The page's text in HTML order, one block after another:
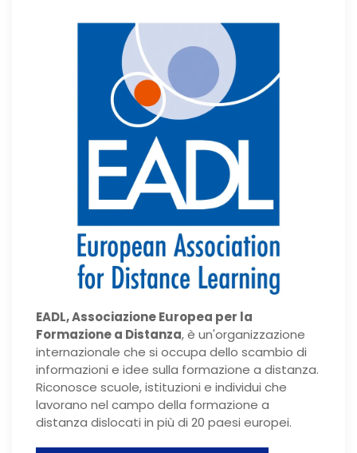
EADL, Associazione Europea per la
Formazione a Distanza, è un'organizzazione
internazionale che si occupa dello scambio di
informazioni e idee sulla formazione a distanza.
Riconosce scuole, istituzioni e individui che
lavorano nel campo della formazione a
distanza dislocati in più di 20 paesi europei.